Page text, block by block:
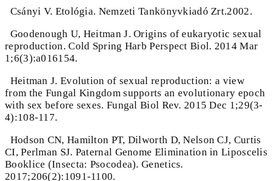
Csányi V. Etológia. Nemzeti Tankönyvkiadó Zrt.2002.
Goodenough U, Heitman J. Origins of eukaryotic sexual
reproduction. Cold Spring Harb Perspect Biol. 2014 Mar
1;6(3):a016154.
Heitman J. Evolution of sexual reproduction: a view
from the Fungal Kingdom supports an evolutionary epoch
with sex before sexes. Fungal Biol Rev. 2015 Dec 1;29(3-
4):108-117.
Hodson CN, Hamilton PT, Dilworth D, Nelson CJ, Curtis
CI, Perlman SJ. Paternal Genome Elimination in Liposcelis
Booklice (Insecta: Psocodea). Genetics.
2017;206(2):1091-1100.